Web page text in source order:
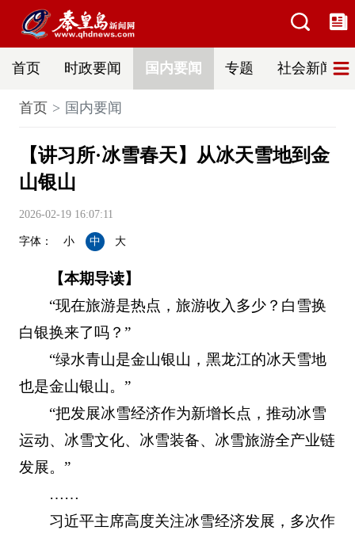
首页 时政要闻 国内要闻 专题 社会新闻
首页 国内要闻
【讲习所·冰雪春天】从冰天雪地到金
山银山
2026-02-19 16:07:11
字体： 小 中 大
【本期导读】
“现在旅游是热点，旅游收入多少？白雪换
白银换来了吗？”
“绿水青山是金山银山，黑龙江的冰天雪地
也是金山银山。”
“把发展冰雪经济作为新增长点，推动冰雪
运动、冰雪文化、冰雪装备、冰雪旅游全产业链
发展。”
……
习近平主席高度关注冰雪经济发展，多次作